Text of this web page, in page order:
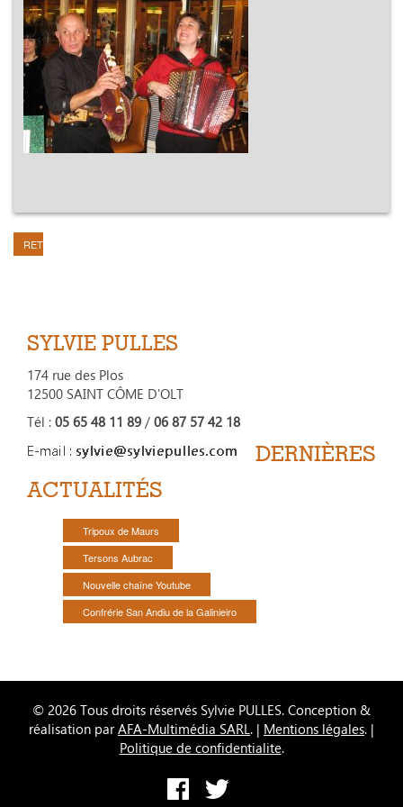
RETOUR
SYLVIE PULLES
174 rue des Plos
12500 SAINT CÔME D'OLT
Tél : 05 65 48 11 89 / 06 87 57 42 18
DERNIÈRES
ACTUALITÉS
Tripoux de Maurs
Tersons Aubrac
Nouvelle chaîne Youtube
Confrérie San Andiu de la Galinieiro
© 2026 Tous droits réservés Sylvie PULLES. Conception &
réalisation parAFA-Multimédia SARL. | Mentions légales. |
Politique de confidentialite.